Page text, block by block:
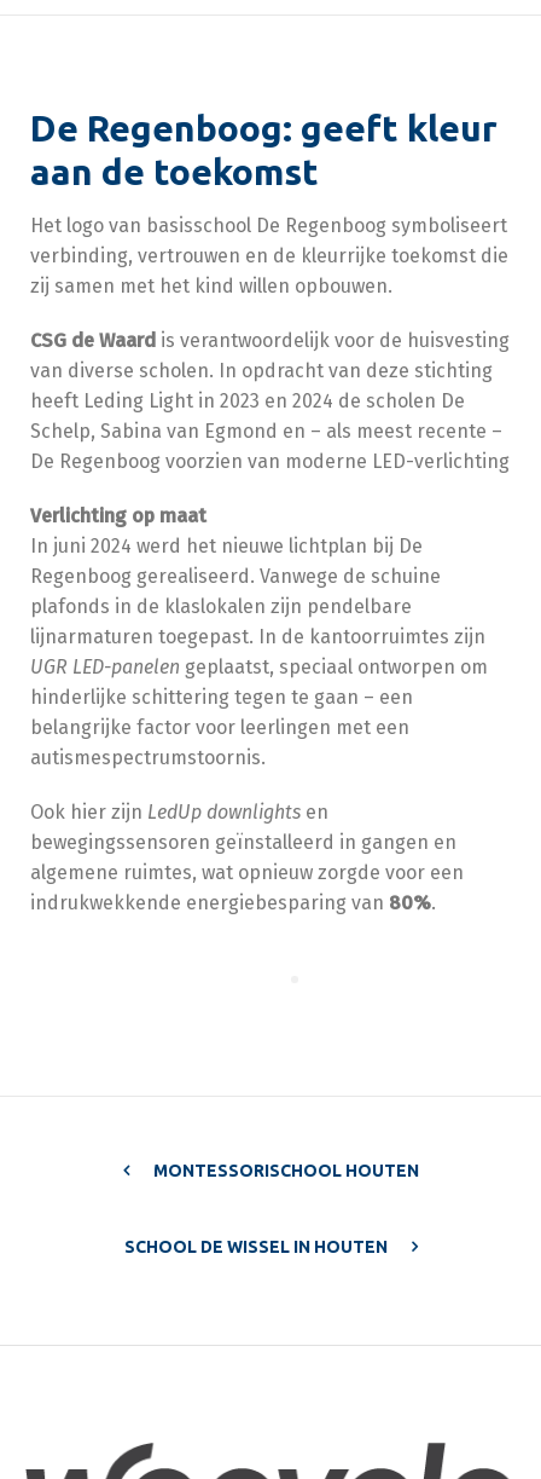
De Regenboog: geeft kleur
aan de toekomst
Het logo van basisschool De Regenboog symboliseert
verbinding, vertrouwen en de kleurrijke toekomst die
zij samen met het kind willen opbouwen.
CSG de Waard is verantwoordelijk voor de huisvesting
van diverse scholen. In opdracht van deze stichting
heeft Leding Light in 2023 en 2024 de scholen De
Schelp, Sabina van Egmond en – als meest recente –
De Regenboog voorzien van moderne LED-verlichting
Verlichting op maat
In juni 2024 werd het nieuwe lichtplan bij De
Regenboog gerealiseerd. Vanwege de schuine
plafonds in de klaslokalen zijn pendelbare
lijnarmaturen toegepast. In de kantoorruimtes zijn
UGR LED-panelen geplaatst, speciaal ontworpen om
hinderlijke schittering tegen te gaan – een
belangrijke factor voor leerlingen met een
autismespectrumstoornis.
Ook hier zijn LedUp downlights en
bewegingssensoren geïnstalleerd in gangen en
algemene ruimtes, wat opnieuw zorgde voor een
indrukwekkende energiebesparing van 80%.
MONTESSORISCHOOL HOUTEN
SCHOOL DE WISSEL IN HOUTEN